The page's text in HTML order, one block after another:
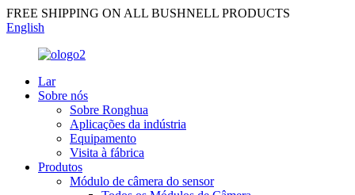
FREE SHIPPING ON ALL BUSHNELL PRODUCTS
English
Lar
Sobre nós
Sobre Ronghua
Aplicações da indústria
Equipamento
Visita à fábrica
Produtos
Módulo de câmera do sensor